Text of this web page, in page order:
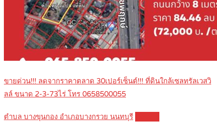
ขายด่วน!!! ลดจากราคาตลาด 30เปอร์เซ็นต์!!! ที่ดินใกล้เซลทรัลเวสวิ
ลล์ ขนาด 2-3-73ไร่ โทร 0658500055
ตำบล บางขุนกอง อำเภอบางกรวย นนทบุรี